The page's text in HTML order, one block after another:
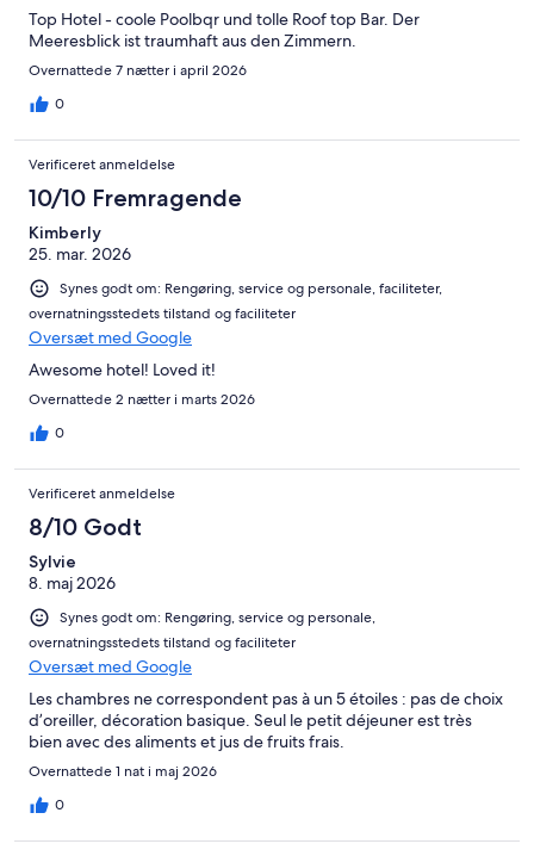
Top Hotel - coole Poolbqr und tolle Roof top Bar. Der
Meeresblick ist traumhaft aus den Zimmern.
Overnattede 7 nætter i april 2026
0
Verificeret anmeldelse
10/10 Fremragende
Kimberly
25. mar. 2026
Synes godt om: Rengøring, service og personale, faciliteter,
overnatningsstedets tilstand og faciliteter
Oversæt med Google
Awesome hotel! Loved it!
Overnattede 2 nætter i marts 2026
0
Verificeret anmeldelse
8/10 Godt
Sylvie
8. maj 2026
Synes godt om: Rengøring, service og personale,
overnatningsstedets tilstand og faciliteter
Oversæt med Google
Les chambres ne correspondent pas à un 5 étoiles : pas de choix
d’oreiller, décoration basique. Seul le petit déjeuner est très
bien avec des aliments et jus de fruits frais.
Overnattede 1 nat i maj 2026
0